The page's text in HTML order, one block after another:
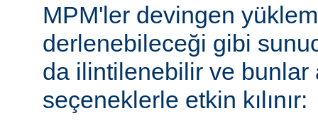
MPM'ler devingen
derlenebileceği gibi
da ilintilenebilir ve bunlar
seçeneklerle etkin kılınır: